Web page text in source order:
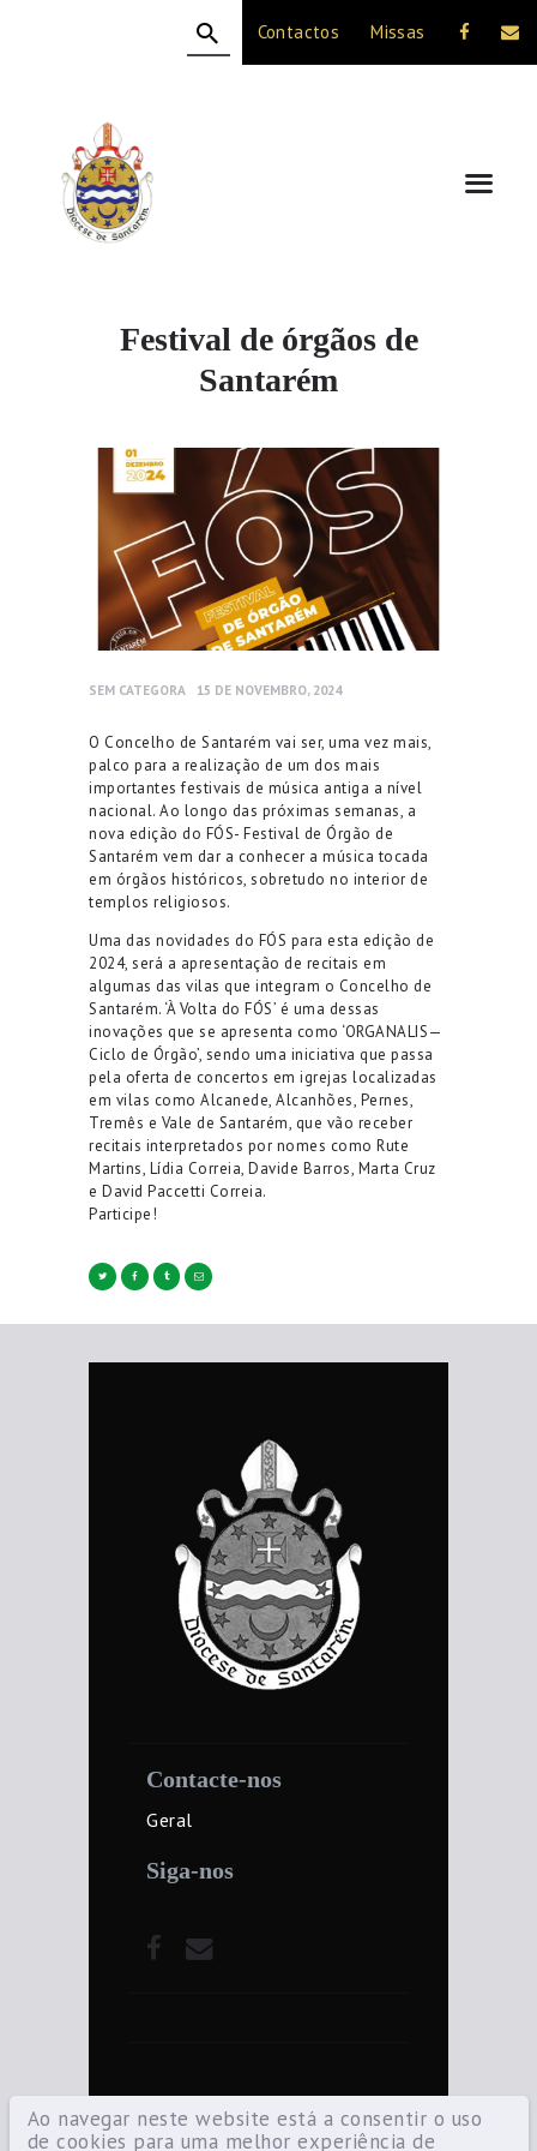
Ao navegar neste website está a consentir o uso
de cookies para uma melhor experiência de
Contactos Missas
Festival de órgãos de
Santarém
A DIOCESE
CELEBRAÇÃO
VIDA CRISTÃ
NOTÍCIAS
SEM CATEGORA 15 DE NOVEMBRO, 2024
O Concelho de Santarém vai ser, uma vez mais,
palco para a realização de um dos mais
importantes festivais de música antiga a nível
nacional. Ao longo das próximas semanas, a
nova edição do FÓS- Festival de Órgão de
Santarém vem dar a conhecer a música tocada
em órgãos históricos, sobretudo no interior de
templos religiosos.
Uma das novidades do FÓS para esta edição de
2024, será a apresentação de recitais em
algumas das vilas que integram o Concelho de
Santarém. ‘À Volta do FÓS’ é uma dessas
inovações que se apresenta como ‘ORGANALIS—
Ciclo de Órgão’, sendo uma iniciativa que passa
pela oferta de concertos em igrejas localizadas
em vilas como Alcanede, Alcanhões, Pernes,
Tremês e Vale de Santarém, que vão receber
recitais interpretados por nomes como Rute
Martins, Lídia Correia, Davide Barros, Marta Cruz
e David Paccetti Correia.
Participe!
Contacte-nos
Geral
Siga-nos